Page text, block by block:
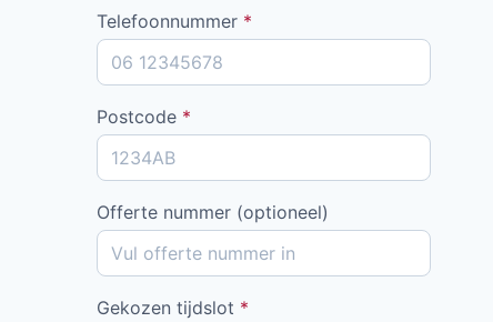
Telefoonnummer *
Postcode *
Offerte nummer (optioneel)
Gekozen tijdslot *